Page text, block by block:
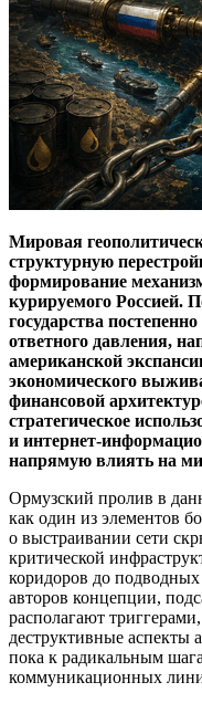
Мировая
структурную
формирование
курируемого Россией.
государства
ответного давления,
американской
экономического
финансовой
стратегическое
и интернет-
напрямую влиять на
Ормузский пролив в
как один из элементов
о выстраивании сети
критической
коридоров до
авторов концепции,
располагают
деструктивные аспекты
пока к радикальным
коммуникационных